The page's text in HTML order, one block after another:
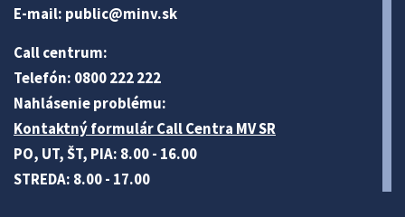
E-mail: public@minv.sk
Call centrum:
Telefón: 0800 222 222
Nahlásenie problému:
Kontaktný formulár Call Centra MV SR
PO, UT, ŠT, PIA: 8.00 - 16.00
STREDA: 8.00 - 17.00